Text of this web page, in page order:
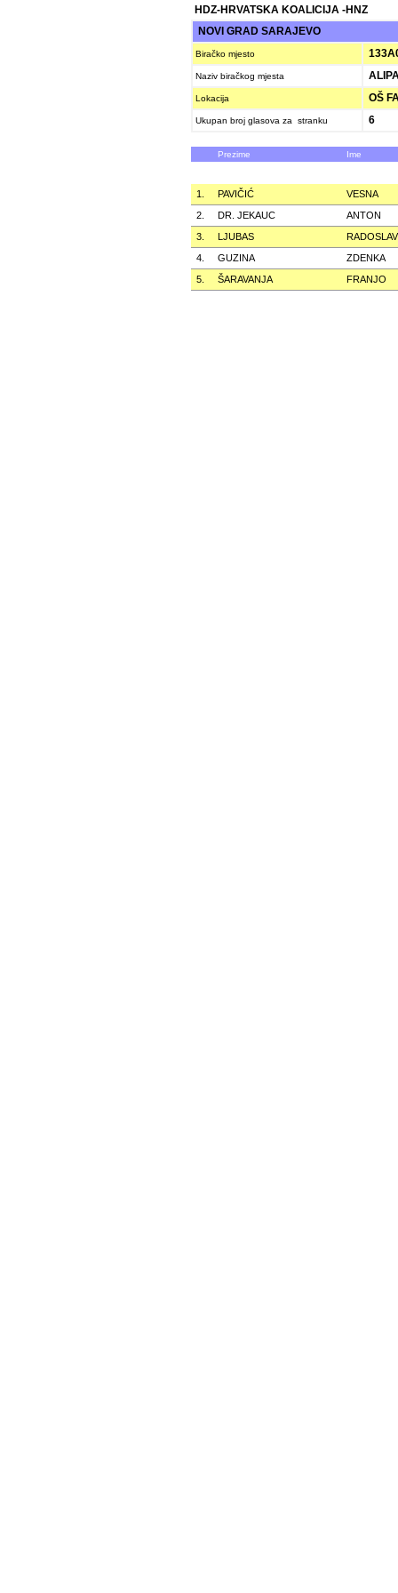
HDZ-HRVATSKA KOALICIJA -HNZ
NOVI GRAD SARAJEVO
Biračko mjesto
Naziv biračkog mjesta
Lokacija OŠ
Ukupan broj glasova za stranku 6
Prezime Ime
1. PAVIČIĆ
VESNA
2.
DR. JEKAUC
ANTON
3.
LJUBAS
RADOSLAV
4.
GUZINA
ZDENKA
5.
ŠARAVANJA FRANJO